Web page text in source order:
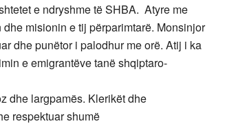
e ndryshme të SHBA. Atyre me
misionin e tij përparimtarë. Monsinjor
dhe punëtor i palodhur me orë. Atij i ka
e emigrantëve tanë shqiptaro-
dhe largpamës. Klerikët dhe
respektuar shumë